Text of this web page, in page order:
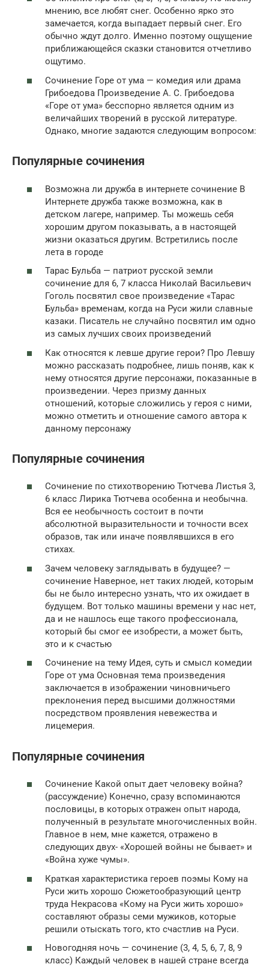
мнению, все любят снег. Особенно ярко это
замечается, когда выпадает первый снег. Его
обычно ждут долго. Именно поэтому ощущение
приближающейся сказки становится отчетливо
ощутимо.
Сочинение Горе от ума — комедия или драма
Грибоедова Произведение А. С. Грибоедова
«Горе от ума» бесспорно является одним из
величайших творений в русской литературе.
Однако, многие задаются следующим вопросом:
Популярные сочинения
Возможна ли дружба в интернете сочинение В
Интернете дружба также возможна, как в
детском лагере, например. Ты можешь себя
хорошим другом показывать, а в настоящей
жизни оказаться другим. Встретились после
лета в городе
Тарас Бульба — патриот русской земли
сочинение для 6, 7 класса Николай Васильевич
Гоголь посвятил свое произведение «Тарас
Бульба» временам, когда на Руси жили славные
казаки. Писатель не случайно посвятил им одно
из самых лучших своих произведений
Как относятся к левше другие герои? Про Левшу
можно рассказать подробнее, лишь поняв, как к
нему относятся другие персонажи, показанные в
произведении. Через призму данных
отношений, которые сложились у героя с ними,
можно отметить и отношение самого автора к
данному персонажу
Популярные сочинения
Сочинение по стихотворению Тютчева Листья 3,
6 класс Лирика Тютчева особенна и необычна.
Вся ее необычность состоит в почти
абсолютной выразительности и точности всех
образов, так или иначе появлявшихся в его
стихах.
Зачем человеку заглядывать в будущее? —
сочинение Наверное, нет таких людей, которым
бы не было интересно узнать, что их ожидает в
будущем. Вот только машины времени у нас нет,
да и не нашлось еще такого профессионала,
который бы смог ее изобрести, а может быть,
это и к счастью
Сочинение на тему Идея, суть и смысл комедии
Горе от ума Основная тема произведения
заключается в изображении чиновничьего
преклонения перед высшими должностями
посредством проявления невежества и
лицемерия.
Популярные сочинения
Сочинение Какой опыт дает человеку война?
(рассуждение) Конечно, сразу вспоминаются
пословицы, в которых отражен опыт народа,
полученный в результате многочисленных войн.
Главное в нем, мне кажется, отражено в
следующих двух- «Хорошей войны не бывает» и
«Война хуже чумы».
Краткая характеристика героев поэмы Кому на
Руси жить хорошо Сюжетообразующий центр
труда Некрасова «Кому на Руси жить хорошо»
составляют образы семи мужиков, которые
решили отыскать того, кто счастлив на Руси.
Новогодняя ночь — сочинение (3, 4, 5, 6, 7, 8, 9
класс) Каждый человек в нашей стране всегда